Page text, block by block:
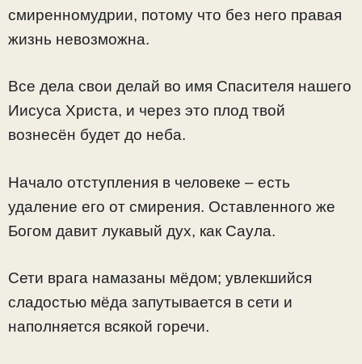
смиренномудрии, потому что без него правая
жизнь невозможна.
Все дела свои делай во имя Спасителя нашего
Иисуса Христа, и через это плод твой
вознесён будет до неба.
Начало отступления в человеке – есть
удаление его от смирения. Оставленного же
Богом давит лукавый дух, как Саула.
Сети врага намазаны мёдом; увлекшийся
сладостью мёда запутывается в сети и
наполняется всякой горечи.